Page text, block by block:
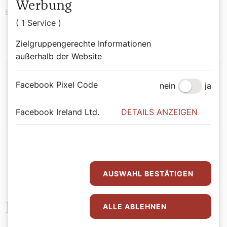
Schlagwörter Mystikerinnen
Das könnte Sie auch
Werbung
( 1 Service )
Zielgruppengerechte Informationen
außerhalb der Website
Facebook Pixel Code nein ja
Facebook Ireland Ltd. DETAILS ANZEIGEN
AUSWAHL BESTÄTIGEN
ALLE ABLEHNEN